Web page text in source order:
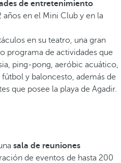
de entretenimiento
años en el Mini Club y en la
en su teatro, una gran
programa de actividades que
ping-pong, aeróbic acuático,
y baloncesto, además de
que posee la playa de Agadir.
sala de reuniones
de eventos de hasta 200